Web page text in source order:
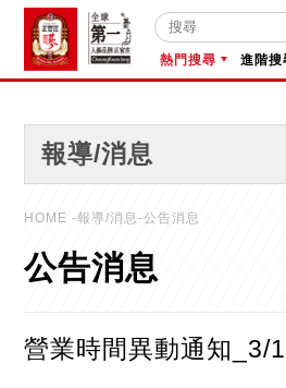
熱門搜尋 進階搜
報導/消息
HOME-報導/消息-公告消息
公告消息
營業時間異動通知_3/